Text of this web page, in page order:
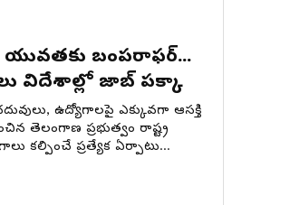
బంపరాఫర్...
విదేశాల్లో జాబ్ పక్కా
ఉద్యోగాలపై ఎక్కువగా ఆసక్తి
తెలంగాణ ప్రభుత్వం రాష్ట్ర
కల్పించే ప్రత్యేక ఏర్పాటు